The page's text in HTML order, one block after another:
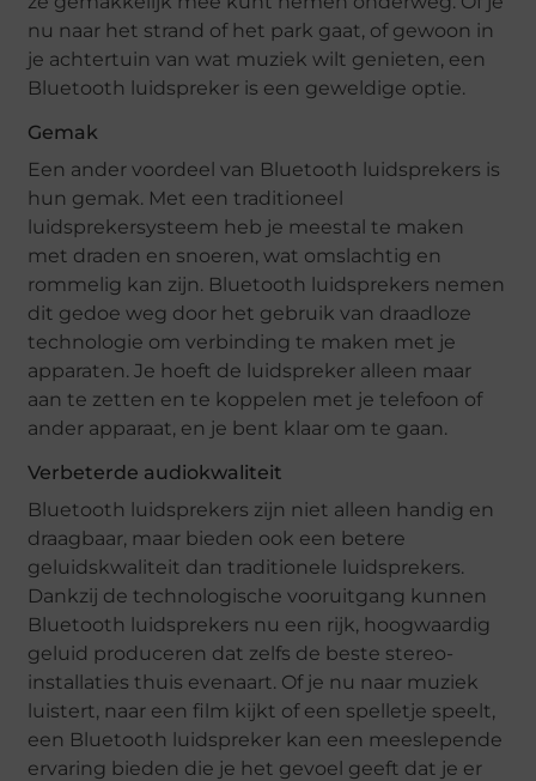
nu naar het strand of het park gaat, of gewoon in
je achtertuin van wat muziek wilt genieten, een
Bluetooth luidspreker is een geweldige optie.
Gemak
Een ander voordeel van Bluetooth luidsprekers is
hun gemak. Met een traditioneel
luidsprekersysteem heb je meestal te maken
met draden en snoeren, wat omslachtig en
rommelig kan zijn. Bluetooth luidsprekers nemen
dit gedoe weg door het gebruik van draadloze
technologie om verbinding te maken met je
apparaten. Je hoeft de luidspreker alleen maar
aan te zetten en te koppelen met je telefoon of
ander apparaat, en je bent klaar om te gaan.
Verbeterde audiokwaliteit
Bluetooth luidsprekers zijn niet alleen handig en
draagbaar, maar bieden ook een betere
geluidskwaliteit dan traditionele luidsprekers.
Dankzij de technologische vooruitgang kunnen
Bluetooth luidsprekers nu een rijk, hoogwaardig
geluid produceren dat zelfs de beste stereo-
installaties thuis evenaart. Of je nu naar muziek
luistert, naar een film kijkt of een spelletje speelt,
een Bluetooth luidspreker kan een meeslepende
ervaring bieden die je het gevoel geeft dat je er